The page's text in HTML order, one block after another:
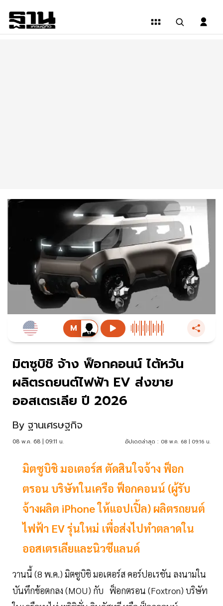
มิตซูบิชิ จ้าง ฟ็อกคอนน์ ไต้หวัน
ผลิตรถยนต์ไฟฟ้า EV ส่งขาย
ออสเตรเลีย ปี 2026
By ฐานเศรษฐกิจ
08 พ.ค. 68 | 09:11 น. อัปเดตล่าสุด : 08 พ.ค. 68 | 09:16 น.
มิตซูบิชิ มอเตอร์ส ตัดสินใจจ้าง ฟ็อก
ตรอน บริษัทในเครือ ฟ็อกคอนน์ (ผู้รับ
จ้างผลิต iPhone ให้แอปเปิ้ล) ผลิตรถยนต์
ไฟฟ้า EV รุ่นใหม่ เพื่อส่งไปทำตลาดใน
ออสเตรเลียและนิวซีแลนด์
วานนี้ (8 พ.ค.) มิตซูบิชิ มอเตอร์ส คอร์ปอเรชัน ลงนามใน
บันทึกข้อตกลง (MOU) กับ ฟ็อกตรอน (Foxtron) บริษัท